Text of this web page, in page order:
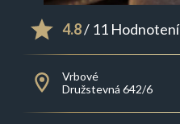
4.8/ 11 Hodnotení
Vrbové
Družstevná 642/6